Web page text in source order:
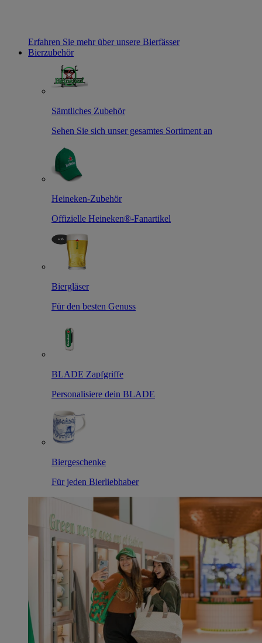
Erfahren Sie mehr über unsere Bierfässer
Bierzubehör
Sämtliches Zubehör
Sehen Sie sich unser gesamtes Sortiment an
Heineken-Zubehör
Offizielle Heineken®-Fanartikel
Biergläser
Für den besten Genuss
BLADE Zapfgriffe
Personalisiere dein BLADE
Biergeschenke
Für jeden Bierliebhaber